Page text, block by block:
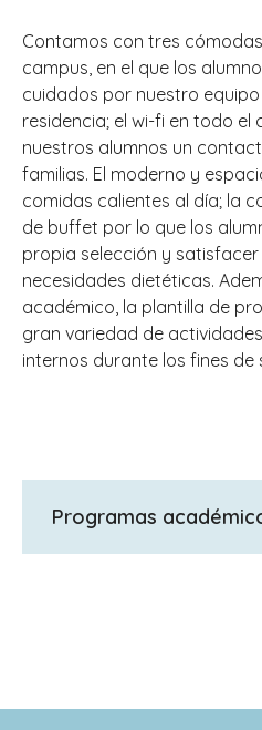
Contamos con tres
campus, en el que los
cuidados por nuestro
residencia; el wi-fi en todo
nuestros alumnos un
familias. El moderno y
comidas calientes al día; la
de buffet por lo que los
propia selección y satisfacer
necesidades dietéticas.
académico, la plantilla de
gran variedad de
internos durante los fines de
Programas